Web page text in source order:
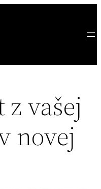
vašej
novej